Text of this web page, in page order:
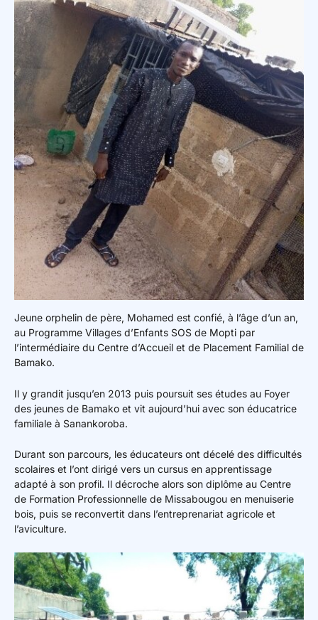
Jeune orphelin de père, Mohamed est confié, à l’âge d’un an,
au Programme Villages d’Enfants SOS de Mopti par
l’intermédiaire du Centre d’Accueil et de Placement Familial de
Bamako.
Il y grandit jusqu’en 2013 puis poursuit ses études au Foyer
des jeunes de Bamako et vit aujourd’hui avec son éducatrice
familiale à Sanankoroba.
Durant son parcours, les éducateurs ont décelé des difficultés
scolaires et l’ont dirigé vers un cursus en apprentissage
adapté à son profil. Il décroche alors son diplôme au Centre
de Formation Professionnelle de Missabougou en menuiserie
bois, puis se reconvertit dans l’entreprenariat agricole et
l’aviculture.